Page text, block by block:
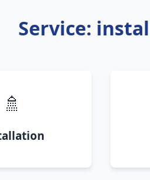
Service:
🚿